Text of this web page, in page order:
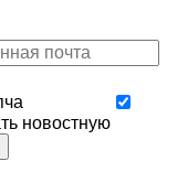
новостную